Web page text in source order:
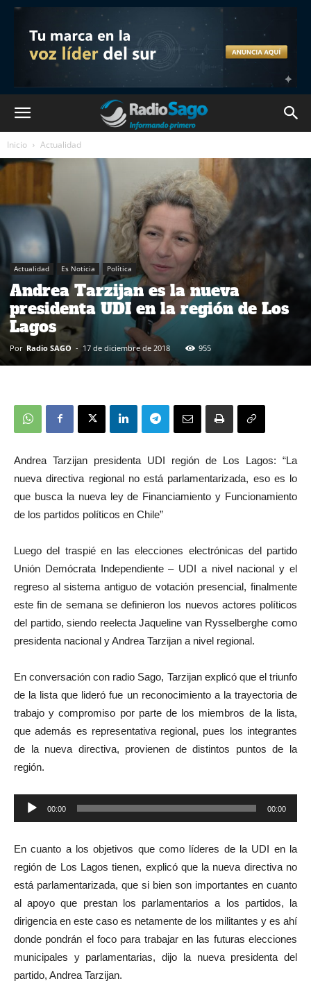
Inicio Actualidad
Actualidad Es Noticia Política
Andrea Tarzijan es la nueva
presidenta UDI en la región de Los
Lagos
Por Radio SAGO - 17 de diciembre de 2018 955
Andrea Tarzijan presidenta UDI región de Los Lagos: “La
nueva directiva regional no está parlamentarizada, eso es lo
que busca la nueva ley de Financiamiento y Funcionamiento
de los partidos políticos en Chile”
Luego del traspié en las elecciones electrónicas del partido
Unión Demócrata Independiente – UDI a nivel nacional y el
regreso al sistema antiguo de votación presencial, finalmente
este fin de semana se definieron los nuevos actores políticos
del partido, siendo reelecta Jaqueline van Rysselberghe como
presidenta nacional y Andrea Tarzijan a nivel regional.
En conversación con radio Sago, Tarzijan explicó que el triunfo
de la lista que lideró fue un reconocimiento a la trayectoria de
trabajo y compromiso por parte de los miembros de la lista,
que además es representativa regional, pues los integrantes
de la nueva directiva, provienen de distintos puntos de la
región.
Reproductor
de
00:00 00:00
En cuanto a los objetivos que como líderes de la UDI en la
región de Los Lagos tienen, explicó que la nueva directiva no
está parlamentarizada, que si bien son importantes en cuanto
al apoyo que prestan los parlamentarios a los partidos, la
dirigencia en este caso es netamente de los militantes y es ahí
donde pondrán el foco para trabajar en las futuras elecciones
municipales y parlamentarias, dijo la nueva presidenta del
partido, Andrea Tarzijan.